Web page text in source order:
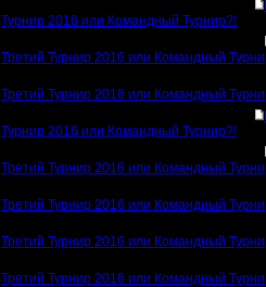
Турнир 2016 или Командный Турнир?!
Третий Турнир 2016 или Командный
Третий Турнир 2016 или Командный
Турнир 2016 или Командный Турнир?!
Третий Турнир 2016 или Командный
Третий Турнир 2016 или Командный
Третий Турнир 2016 или Командный
Третий Турнир 2016 или Командный